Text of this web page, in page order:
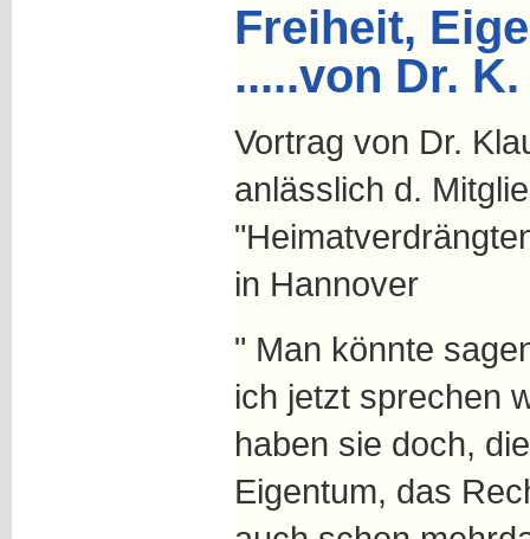
Freiheit,
.....von Dr.
Vortrag von Dr.
anlässlich d.
in Hannover
" Man könnte
ich jetzt sprechen
haben sie doch,
Eigentum, das